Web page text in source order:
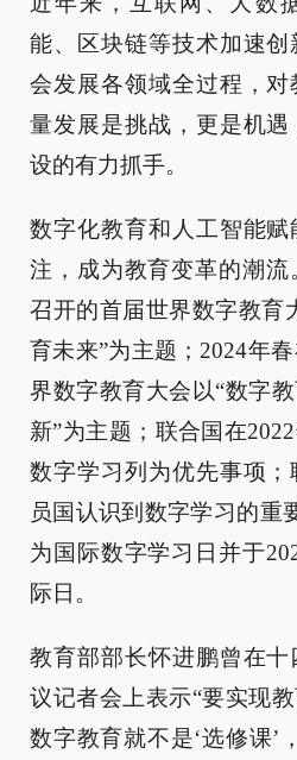
能、区块链等技术加速
会发展各领域全过程，
量发展是挑战，更是机
设的有力抓手。
数字化教育和人工智能
注，成为教育变革的潮流
召开的首届世界数字教育
育未来”为主题；2024年
界数字教育大会以“数字
新”为主题；联合国在
数字学习列为优先事项
员国认识到数字学习的重
为国际数字学习日并于
际日。
教育部部长怀进鹏曾在
议记者会上表示“要实现
数字教育就不是‘选修课’